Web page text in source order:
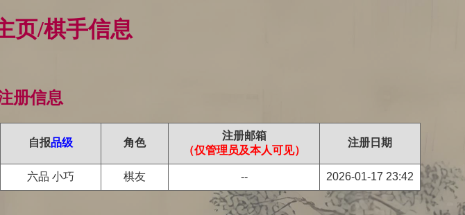
页/棋手信息
册信息
自报品级 角色
注册邮箱
（仅管理员及本人可见）
注册日期
六品 小巧 棋友 -- 2026-01-17 23:42